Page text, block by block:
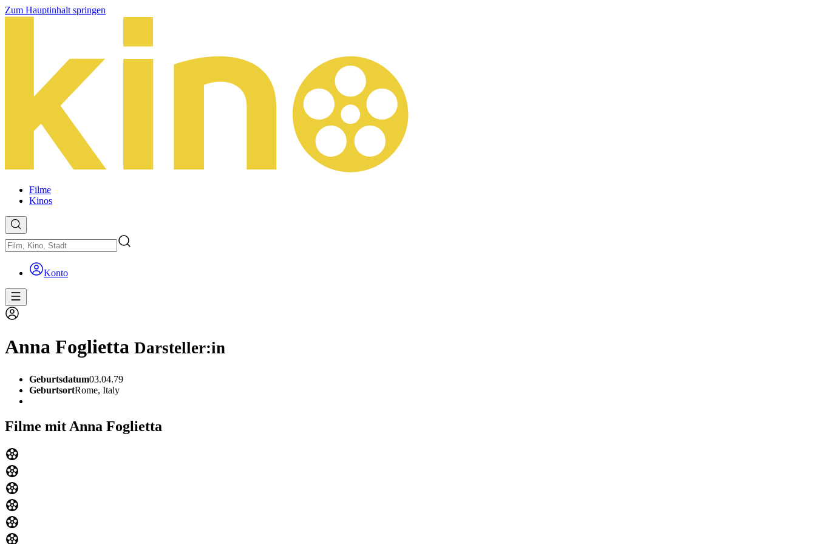
Zum Hauptinhalt springen
Filme
Kinos
Konto
Anna Foglietta Darsteller:in
Geburtsdatum03.04.79
GeburtsortRome, Italy
Filme mit Anna Foglietta